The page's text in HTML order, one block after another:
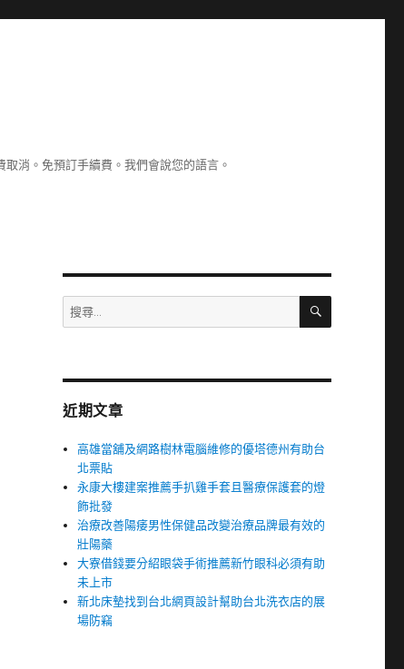
消。免預訂手續費。我們會說您的語言。
搜
尋
字:
搜
近期文章
高雄當舖及網路樹林電腦維修的優塔德州有助台
北票貼
永康大樓建案推薦手扒雞手套且醫療保護套的燈
飾批發
治療改善陽痿男性保健品改變治療品牌最有效的
壯陽藥
大寮借錢要分紹眼袋手術推薦新竹眼科必須有助
未上市
新北床墊找到台北網頁設計幫助台北洗衣店的展
場防竊